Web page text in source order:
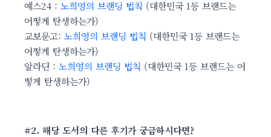
예스24 : 노희영의 브랜딩 법칙 (대한민국 1등 브랜드는
어떻게 탄생하는가)
교보문고: 노희영의 브랜딩 법칙 (대한민국 1등 브랜드는
어떻게 탄생하는가)
알라딘 : 노희영의 브랜딩 법칙 (대한민국 1등 브랜드는 어
떻게 탄생하는가)
#2. 해당 도서의 다른 후기가 궁금하시다면?